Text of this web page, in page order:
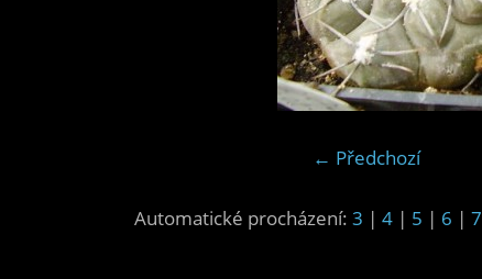
← Předchozí
Automatické procházení: 3 | 4 | 5 | 6 | 7